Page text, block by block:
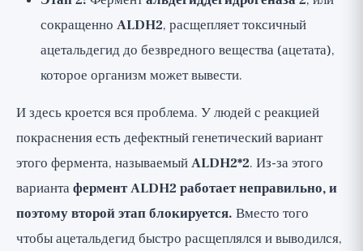
сокращенно ALDH2, расщепляет токсичный
ацетальдегид до безвредного вещества (ацетата),
которое организм может вывести.
И здесь кроется вся проблема. У людей с реакцией
покраснения есть дефектный генетический вариант
этого фермента, называемыйALDH2*2. Из-за этого
вариантафермент ALDH2 работает неправильно, и
поэтому второй этап блокируется. Вместо того
чтобы ацетальдегид быстро расщеплялся и выводился,